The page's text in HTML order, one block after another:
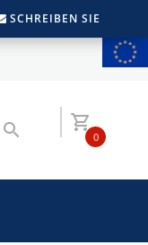
SCHREIBEN SIE
0